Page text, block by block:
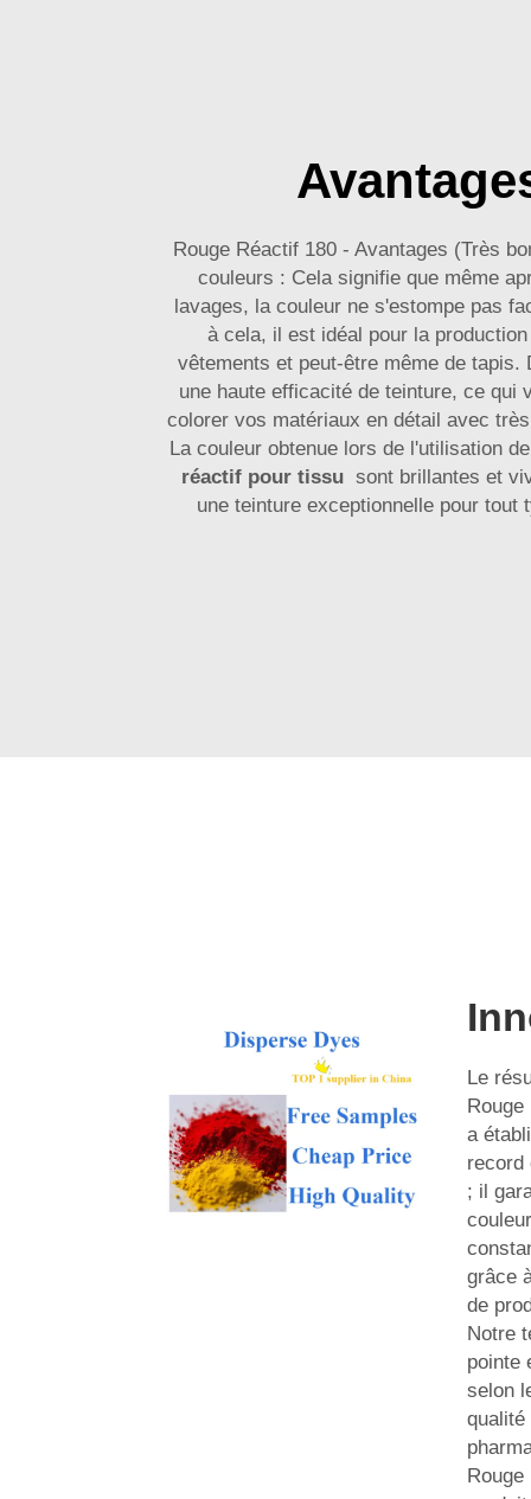
Rouge Réactif 180 - Avantages (Très
couleurs : Cela signifie que même
lavages, la couleur ne s'estompe pas
à cela, il est idéal pour la
vêtements et peut-être même de tapis.
une haute efficacité de teinture, ce qui
colorer vos matériaux en détail avec
La couleur obtenue lors de l'utilisation
réactif pour tissu sont brillantes et
une teinture exceptionnelle pour tout
Le
Rouge
a
record
; il
grâce
de
Notre
pointe
selon
qualité